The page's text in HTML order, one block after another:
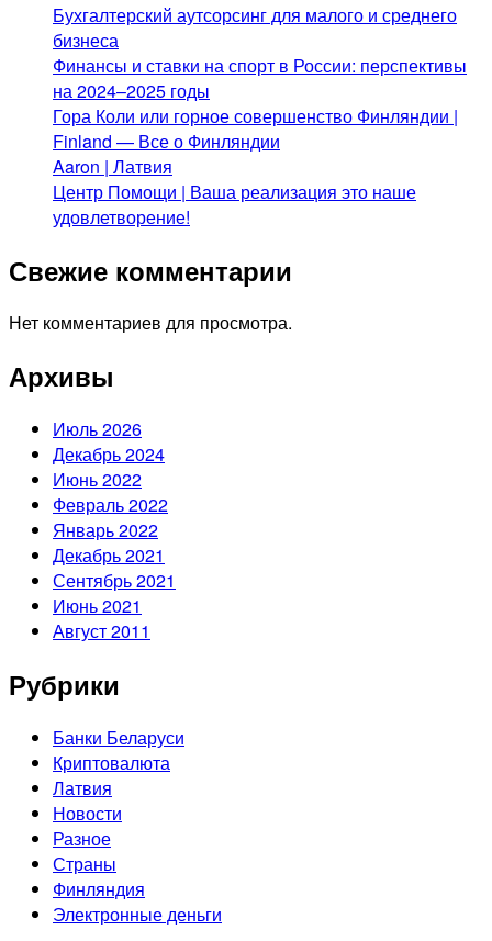
Бухгалтерский аутсорсинг для малого и среднего
бизнеса
Финансы и ставки на спорт в России: перспективы
на 2024–2025 годы
Гора Коли или горное совершенство Финляндии |
Finland — Все о Финляндии
Aaron | Латвия
Центр Помощи | Ваша реализация это наше
удовлетворение!
Свежие комментарии
Нет комментариев для просмотра.
Архивы
Июль 2026
Декабрь 2024
Июнь 2022
Февраль 2022
Январь 2022
Декабрь 2021
Сентябрь 2021
Июнь 2021
Август 2011
Рубрики
Банки Беларуси
Криптовалюта
Латвия
Новости
Разное
Страны
Финляндия
Электронные деньги